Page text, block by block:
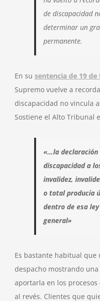
de discapacidad
determinar un
permanente.
En su sentencia de 19
Supremo vuelve a
discapacidad no vincula
Sostiene el Alto Tribunal
«…la declaración
discapacidad a
invalidez,
o total producía
dentro de esa
general»
Es bastante habitual que
despacho mostrando
aportarla en los
al revés. Clientes que